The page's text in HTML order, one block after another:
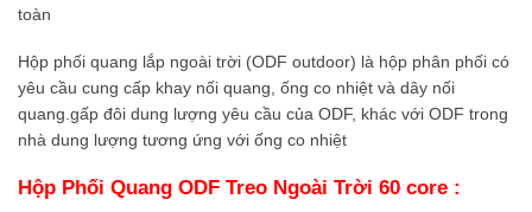
toàn
Hộp phối quang lắp ngoài trời (ODF outdoor) là hộp phân phối có
yêu cầu cung cấp khay nối quang, ống co nhiệt và dây nối
quang.gấp đôi dung lượng yêu cầu của ODF, khác với ODF trong
nhà dung lượng tương ứng với ống co nhiệt
Hộp Phối Quang ODF Treo Ngoài Trời 60 core :